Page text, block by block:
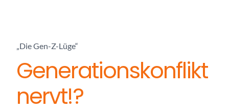
„Die Gen-Z-Lüge“
Generationskonflikt
nervt!?